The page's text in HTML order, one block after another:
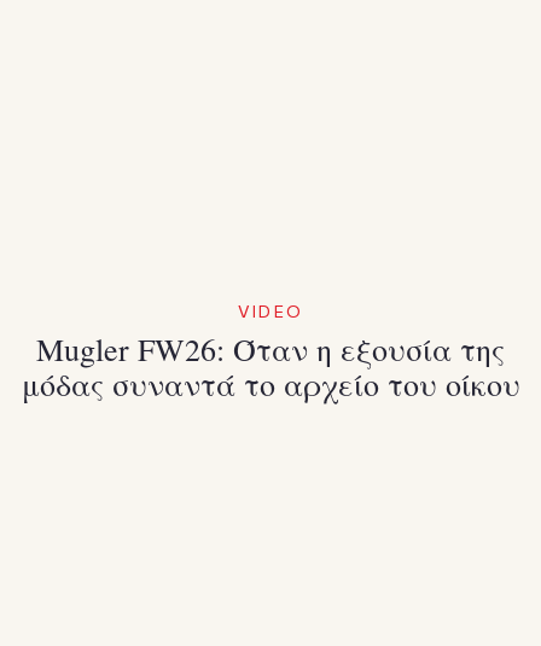
VIDEO
Mugler FW26: Όταν η εξουσία της
μόδας συναντά το αρχείο του οίκου